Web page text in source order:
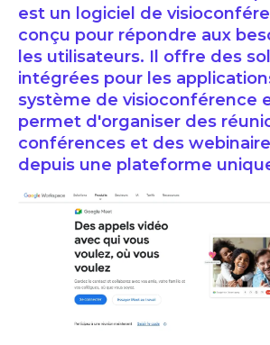
est un logiciel de
conçu pour répondre aux
les utilisateurs. Il offre des
intégrées pour les
système de visioconférence
permet d'organiser des
conférences et des
depuis une plateforme